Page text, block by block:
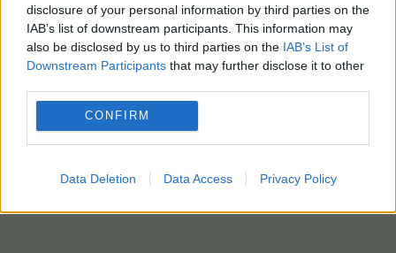
disclosure of your personal information by third parties on the
IAB’s list of downstream participants. This information may
also be disclosed by us to third parties on the IAB’s List of
Downstream Participants that may further disclose it to other
CONFIRM
Data Deletion Data Access Privacy Policy